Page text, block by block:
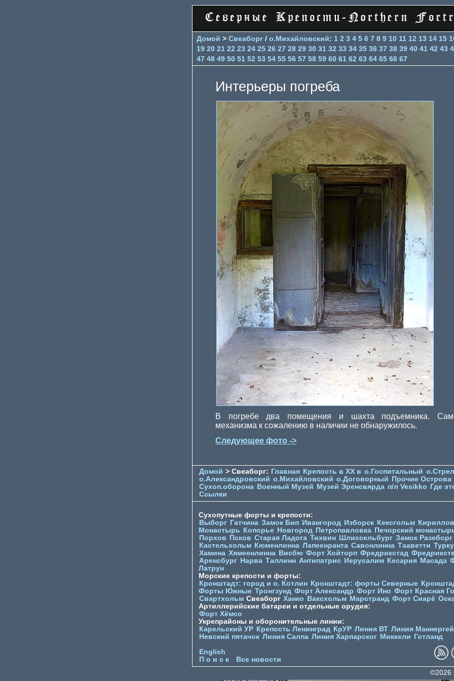
Домой > Свеаборг / о.Михайловский: 1 2 3 4 5 6 7 8 9 10 11 12 13 14 15
19 20 21 22 23 24 25 26 27 28 29 30 31 32 33 34 35 36 37 38 39 40 41 42 43
47 48 49 50 51 52 53 54 55 56 57 58 59 60 61 62 63 64 65 66 67
Интерьеры погреба
В погребе два помещения и шахта подъемника.
механизма к сожалению в наличии не обнаружилось.
Следующее фото ->
Домой > Свеаборг: Главная Крепость в XX в о.Госпитальный
о.Александровский о.Михайловский о.Договорный
Прочие Острова
Сухоп.оборона Военный Музей Музей Эренсвярда п/л Vesikko
Где
Ссылки
Сухопутные форты и крепости:
Выборг Гатчина Замок Бип Ивангород Изборск Кексгольм
Монастырь
Копорье Новгород Петропавловка Печорcкий
Порхов
Псков Старая Ладога Тихвин Шлиссельбург Замок Разеборг
Кастельхольм Кюменлинна Лапеенранта Савонлинна Тааветти Турку
Хамина Хямеенлинна Висбю Форт Хойторп Фредрикстад
Аренсбург Нарва Таллинн Антипатрис Иерусалим Кесария Масада
Латрун
Морские крепости и форты:
Кронштадт: город и о. Котлин Кронштадт: форты Северные
Форты Южные Тронгзунд Форт Александр Форт Ино Форт Красная
Свартхольм Свеаборг Ханко Ваксхольм Марстранд Форт Сиарё
Артиллерийские батареи и отдельные орудия:
Форт Хёмсо
Укрепрайоны и оборонительные линии:
Карельский УР Крепость Ленинград КрУР Линия ВТ Линия
Невский пятачок Линия Салпа Линия Харпарског Миккели
Готланд
English
П о и с к
Все новости
©2026